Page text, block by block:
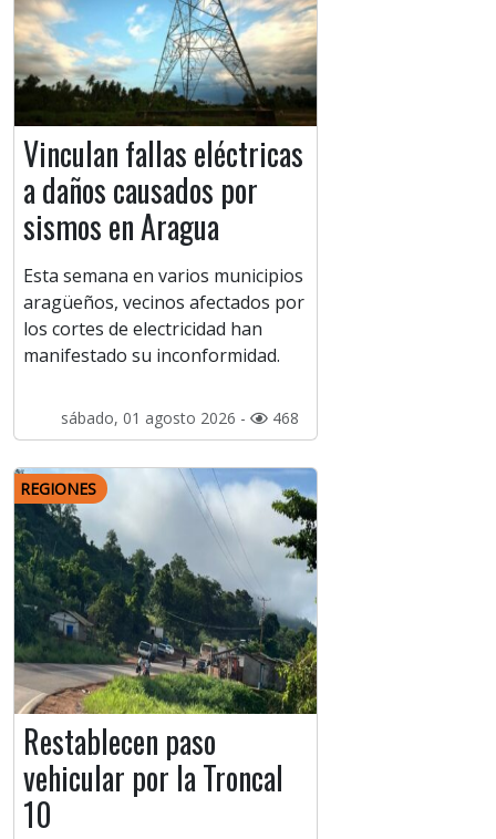
Vinculan fallas eléctricas
a daños causados por
sismos en Aragua
Esta semana en varios municipios
aragüeños, vecinos afectados por
los cortes de electricidad han
manifestado su inconformidad.
sábado, 01 agosto 2026 - 468
REGIONES
Restablecen paso
vehicular por la Troncal
10